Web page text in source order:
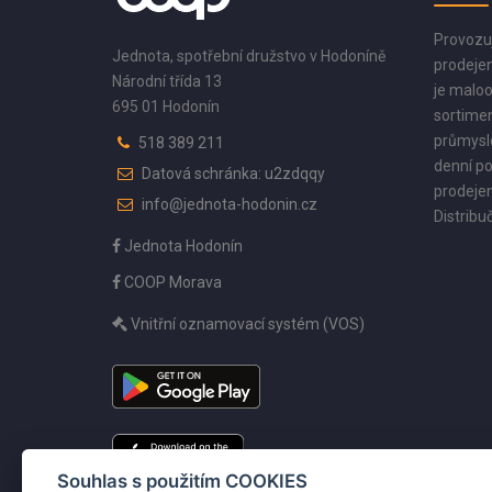
Jednota, spotřební družstvo v Hodoníně
Národní třída 13
695 01 Hodonín
518 389 211
Datová schránka: u2zdqqy
info@jednota-hodonin.cz
Jednota Hodonín
COOP Morava
Vnitřní oznamovací systém (VOS)
je
denní
Souhlas s použitím COOKIES